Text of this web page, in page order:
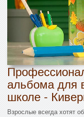
альбома для
школе -
Взрослые всегда хотят